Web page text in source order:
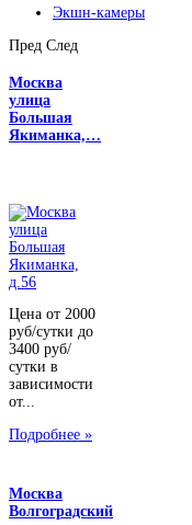
Экшн-камеры
Пред След
Москва
улица
Большая
Якиманка,…
Цена от 2000
руб/сутки до
3400 руб/
сутки в
зависимости
от...
Подробнее »
Москва
Волгоградский